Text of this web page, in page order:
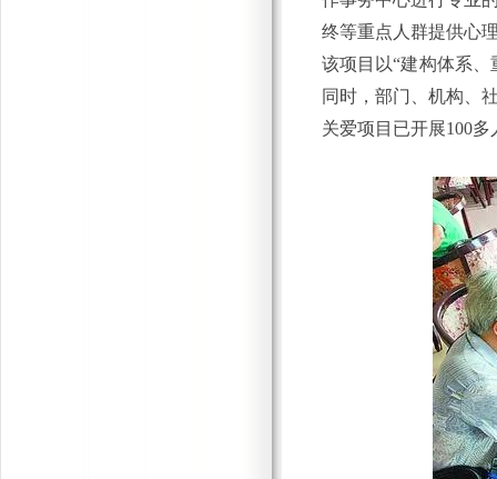
终等重点人群提供心
该项目以“建构体系
同时，部门、机构 、
关爱项目已开展100